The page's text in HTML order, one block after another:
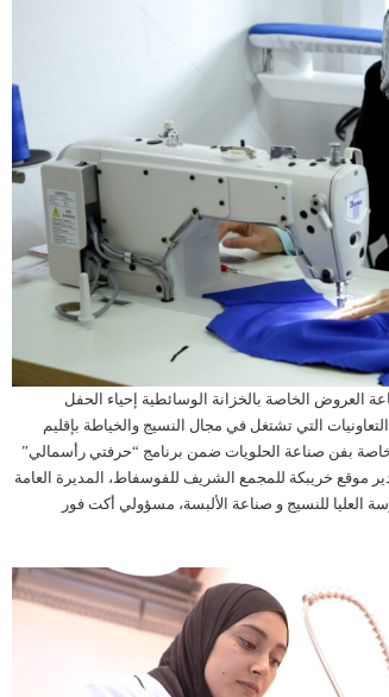
العروض الخاصة بالخزانة الوسائطية إحياء الحفل
التي تشتغل في مجال النسيج والخياطة بإقليم
الخاصة بفن صناعة الحلويات ضمن برنامج “حرفتي رأسمالي”
موقع خريبكة للمجمع الشريف للفوسفاط، المديرة العامة
العليا للنسيج و صناعة الألبسة، مسؤولي أكت فور